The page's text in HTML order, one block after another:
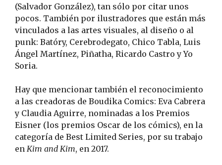
(Salvador González), tan sólo por citar unos
pocos. También por ilustradores que están más
vinculados a las artes visuales, al diseño o al
punk: Batóry, Cerebrodegato, Chico Tabla, Luis
Ángel Martínez, Piñatha, Ricardo Castro y Yo
Soria.
Hay que mencionar también el reconocimiento
a las creadoras de Boudika Comics: Eva Cabrera
y Claudia Aguirre, nominadas a los Premios
Eisner (los premios Oscar de los cómics), en la
categoría de Best Limited Series, por su trabajo
en Kim and Kim, en 2017.